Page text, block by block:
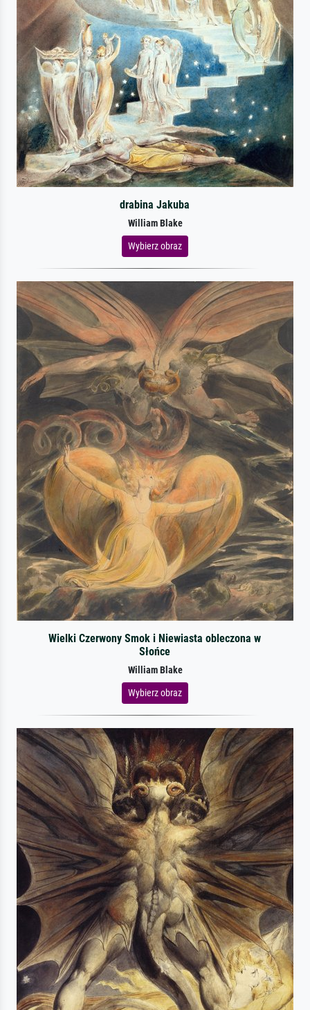
drabina Jakuba
William Blake
Wybierz obraz
Wielki Czerwony Smok i Niewiasta obleczona w
Słońce
William Blake
Wybierz obraz